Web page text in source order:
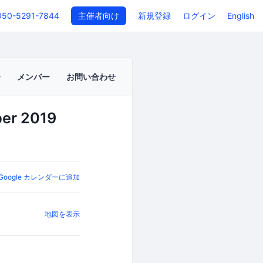
5291-7844 主催者向け 新規登録 ログイン English
メンバー お問い合わせ
2019
カレンダーに追加
地図を表示